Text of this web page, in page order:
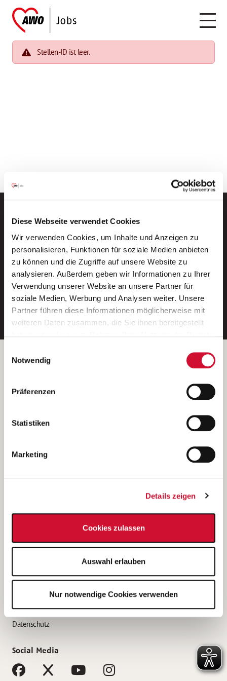
Diese Webseite verwendet Cookies
Wir verwenden Cookies, um Inhalte und Anzeigen zu
personalisieren, Funktionen für soziale Medien anbieten
zu können und die Zugriffe auf unsere Website zu
analysieren. Außerdem geben wir Informationen zu Ihrer
Verwendung unserer Website an unsere Partner für
soziale Medien, Werbung und Analysen weiter. Unsere
Partner führen diese Informationen möglicherweise mit
weiteren Daten zusammen, die Sie ihnen bereitgestellt
Wenn Sie auf „Cookies zulassen“ klicken, so stimmen
Sie der Speicherung sämtlicher Cookies zu. Sie können
Ihre Einwilligung selbstverständlich jederzeit widerrufen,
indem Sie die Cookie-Einstellungen aufrufen und diese
unsererDatenschutzerklärung
Notwendig
Präferenzen
Statistiken
Marketing
Details zeigen
Cookies zulassen
Auswahl erlauben
Nur notwendige Cookies verwenden
Stellen-ID ist leer.
Neue Stellen per E-Mail.
Ein kostenloser Service von AWO
Jobs.
E-Mail-Adresse eintragen
Betreiber der Webseite
Kantstraße 45a
(Ein Tochterunternehmen des AWO Bezirksverbandes Unterfranken
e.V.)
Bewerbung als Altenpflegehelfer*in
Bewerbung als Erzieher*in
AWO Gliederungen nach Bundesland
Impressum
Datenschutz
Social Media